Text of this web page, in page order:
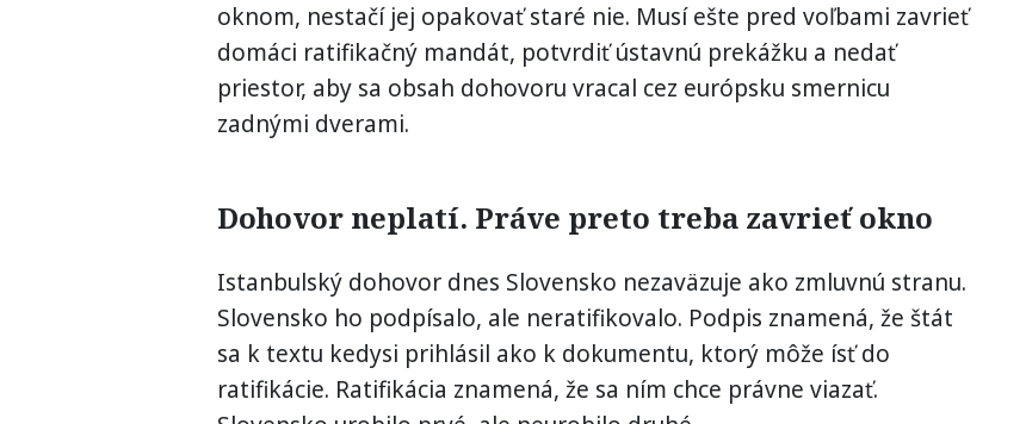
oknom, nestačí jej opakovať staré nie. Musí ešte pred voľbami zavrieť
domáci ratifikačný mandát, potvrdiť ústavnú prekážku a nedať
priestor, aby sa obsah dohovoru vracal cez európsku smernicu
zadnými dverami.
Dohovor neplatí. Práve preto treba zavrieť okno
Istanbulský dohovor dnes Slovensko nezaväzuje ako zmluvnú stranu.
Slovensko ho podpísalo, ale neratifikovalo. Podpis znamená, že štát
sa k textu kedysi prihlásil ako k dokumentu, ktorý môže ísť do
ratifikácie. Ratifikácia znamená, že sa ním chce právne viazať.